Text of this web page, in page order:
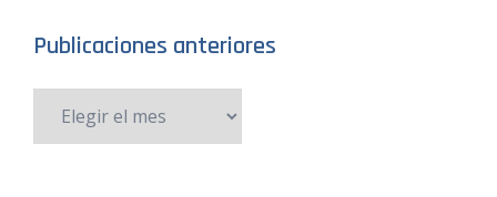
Publicaciones anteriores